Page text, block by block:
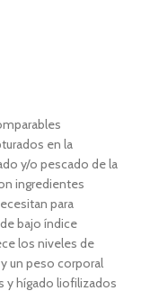
en la
y/o pescado de la
ingredientes
para
bajo índice
los niveles de
un peso corporal
y hígado liofilizados